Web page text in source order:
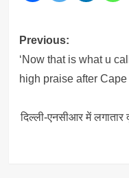
Post
navigation
Previous:
‘Now that is what u
high praise after
दिल्ली-एनसीआर में लगातार